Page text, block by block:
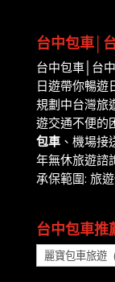
台中包車│
台中包車│台
日遊帶你暢遊
規劃中台灣旅
遊交通不便的
包車、機場接
年無休旅遊諮
承保範圍: 旅
台中包車推
台
中